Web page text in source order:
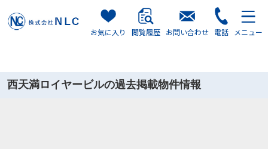
株式会社NLC
お気に入り
閲覧履歴 お問い合わせ 電話 メニュー
西天満ロイヤービルの過去掲載物件情報